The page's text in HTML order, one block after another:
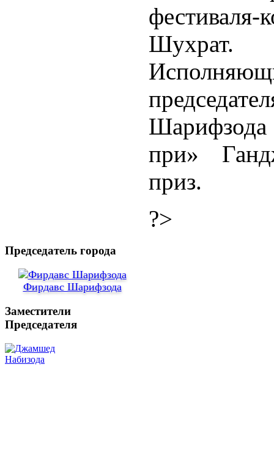
Шухрат.
Шарифзода
при»
приз.
?>
Председатель города
Фирдавс Шарифзода
Заместители
Председателя